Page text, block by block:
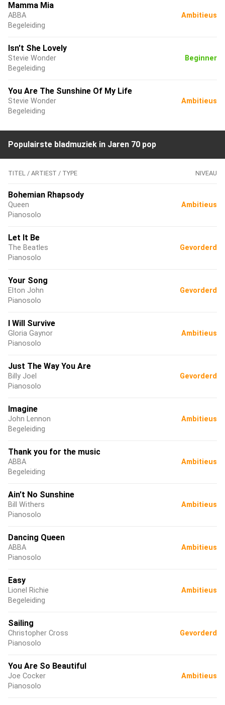
Mamma Mia
ABBA
Begeleiding
Ambitieus
Isn't She Lovely
Stevie Wonder
Begeleiding
Beginner
You Are The Sunshine Of My Life
Stevie Wonder
Begeleiding
Ambitieus
Populairste bladmuziek in Jaren 70 pop
TITEL / ARTIEST / TYPE NIVEAU
Bohemian Rhapsody
Queen
Pianosolo
Ambitieus
Let It Be
The Beatles
Pianosolo
Gevorderd
Your Song
Elton John
Pianosolo
Gevorderd
I Will Survive
Gloria Gaynor
Pianosolo
Ambitieus
Just The Way You Are
Billy Joel
Pianosolo
Gevorderd
Imagine
John Lennon
Begeleiding
Ambitieus
Thank you for the music
ABBA
Begeleiding
Ambitieus
Ain't No Sunshine
Bill Withers
Pianosolo
Ambitieus
Dancing Queen
ABBA
Pianosolo
Ambitieus
Easy
Lionel Richie
Begeleiding
Ambitieus
Sailing
Christopher Cross
Pianosolo
Gevorderd
You Are So Beautiful
Joe Cocker
Pianosolo
Ambitieus